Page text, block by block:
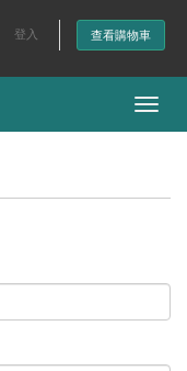
登入 查看購物車